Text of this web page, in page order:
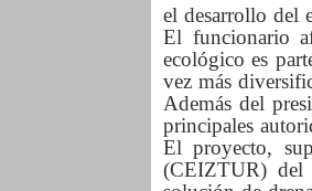
el desarrollo del
El funcionario
ecológico es
vez más
Además del
principales
El proyecto,
(CEIZTUR) del